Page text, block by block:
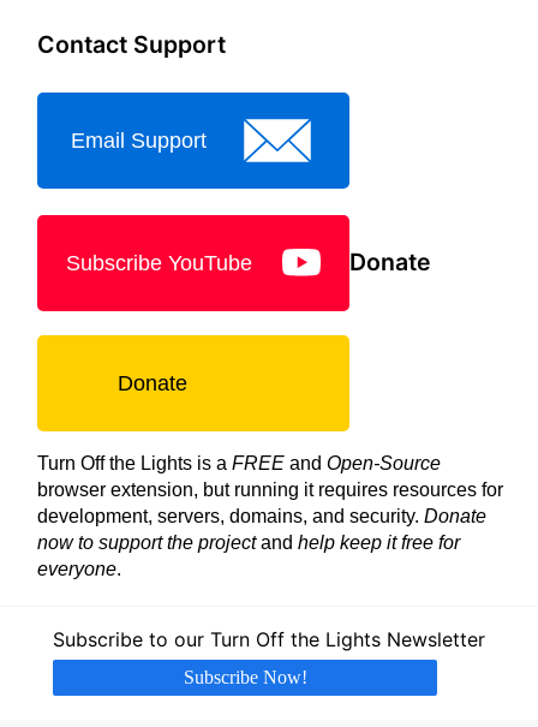
Contact Support
Email Support
Subscribe YouTube Donate
Donate
Turn Off the Lights is a FREE and Open-Source
browser extension, but running it requires resources for
development, servers, domains, and security. Donate
now to support the projectand help keep it free for
everyone.
Subscribe to our Turn Off the Lights Newsletter
Subscribe Now!